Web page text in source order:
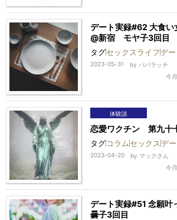
デート実録#62 大食い
@新宿 モヤ子3回目
タグセックスライフデー
2023-05-31 by パパラッチ
今
体験談
恋愛ワクチン 第九十
タグコラムセックス デー
2023-04-20 by マックさん
今
デート実録#51 念願
曇子3回目